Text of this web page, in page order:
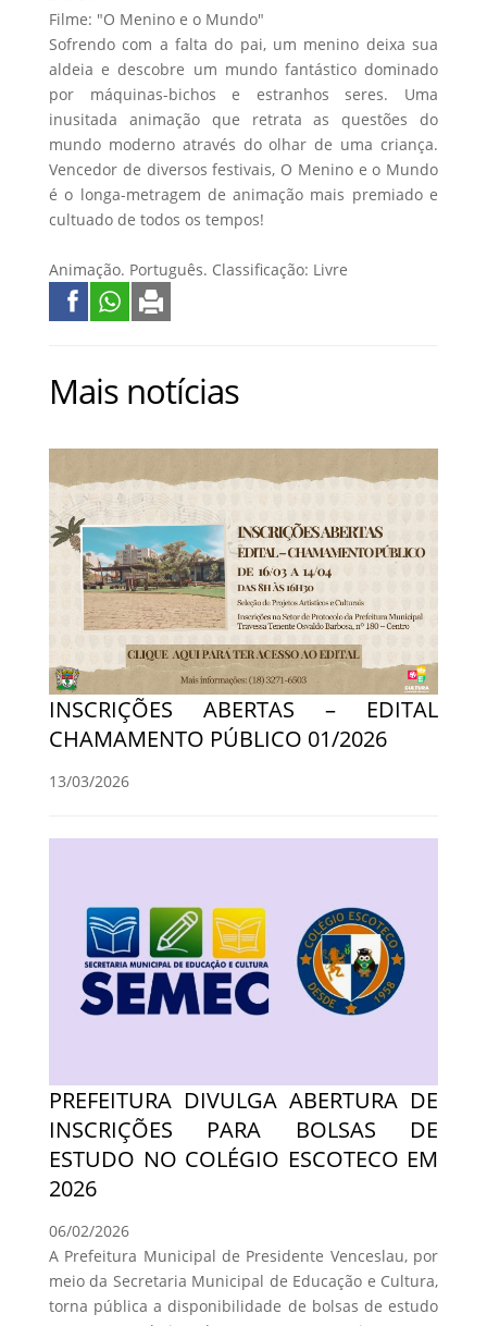
Filme: "O Menino e o Mundo"
Sofrendo com a falta do pai, um menino deixa sua
aldeia e descobre um mundo fantástico dominado
por máquinas-bichos e estranhos seres. Uma
inusitada animação que retrata as questões do
mundo moderno através do olhar de uma criança.
Vencedor de diversos festivais, O Menino e o Mundo
é o longa-metragem de animação mais premiado e
cultuado de todos os tempos!
Animação. Português. Classificação: Livre
Mais notícias
INSCRIÇÕES ABERTAS – EDITAL
CHAMAMENTO PÚBLICO 01/2026
13/03/2026
PREFEITURA DIVULGA ABERTURA DE
INSCRIÇÕES PARA BOLSAS DE
ESTUDO NO COLÉGIO ESCOTECO EM
2026
06/02/2026
A Prefeitura Municipal de Presidente Venceslau, por
meio da Secretaria Municipal de Educação e Cultura,
torna pública a disponibilidade de bolsas de estudo